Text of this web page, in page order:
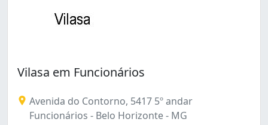
Vilasa em Funcionários
Avenida do Contorno, 5417 5º andar
Funcionários - Belo Horizonte - MG